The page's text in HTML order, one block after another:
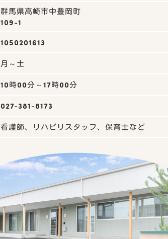
群馬県高崎市中豊岡町
109-1
1050201613
月～土
10時00分～17時00分
027-381-8173
看護師、リハビリスタッフ、保育士など